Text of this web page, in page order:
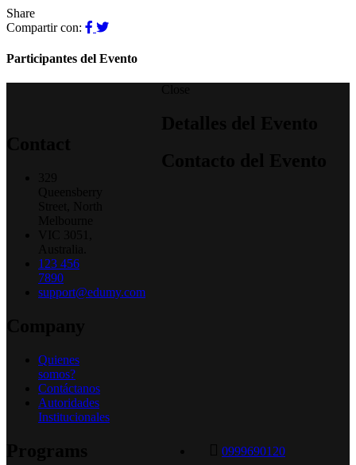
Share
Compartir con:
Participantes del Evento
0999690120
123 456
7890
support@edumy.com
Quienes
somos?
Contáctanos
Autoridades
Institucionales